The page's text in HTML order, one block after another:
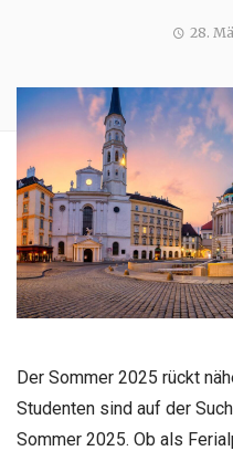
28.
Der Sommer 2025 rückt
Studenten sind auf der
Sommer 2025. Ob als